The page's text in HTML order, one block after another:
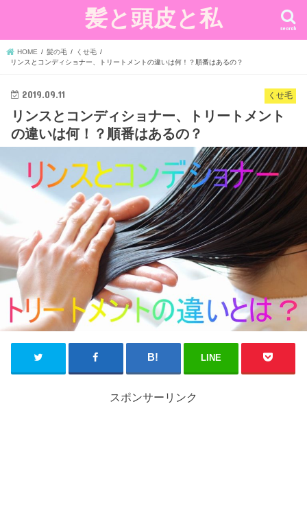
髪と頭皮と私 search
HOME 髪の毛
くせ毛
リンスとコンディショナー、トリートメントの違いは何！？順番はあるの？
くせ毛
2019.09.11
リンスとコンディショナー、トリートメント
の違いは何！？順番はあるの？
LINE
スポンサーリンク